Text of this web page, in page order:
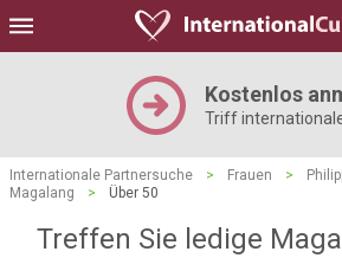
Kostenlos
Triff
Internationale Partnersuche > Frauen >
Magalang
> Über 50
Treffen Sie ledige